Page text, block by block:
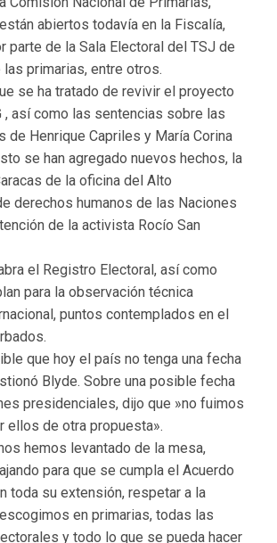
abiertos todavía en la Fiscalía,
parte de la Sala Electoral del TSJ de
primarias, entre otros.
se ha tratado de revivir el proyecto
, así como las sentencias sobre las
de Henrique Capriles y María Corina
se han agregado nuevos hechos, la
de la oficina del Alto
derechos humanos de las Naciones
de la activista Rocío San
el Registro Electoral, así como
para la observación técnica
puntos contemplados en el
que hoy el país no tenga una fecha
Blyde. Sobre una posible fecha
presidenciales, dijo que »no fuimos
ellos de otra propuesta».
hemos levantado de la mesa,
para que se cumpla el Acuerdo
toda su extensión, respetar a la
en primarias, todas las
y todo lo que se pueda hacer